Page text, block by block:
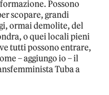
Possono
scopare, grandi
ormai demolite, del
o quei locali pieni
tutti possono entrare,
– aggiungo io – il
Tuba a